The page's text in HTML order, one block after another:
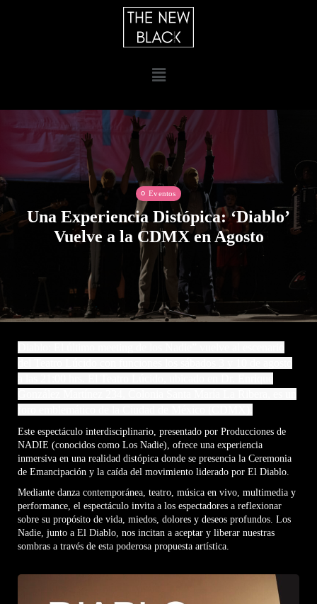
Eventos
Una Experiencia Distópica: ‘Diablo’
Vuelve a la CDMX en Agosto
Este espectáculo interdisciplinario, presentado por Producciones de
NADIE (conocidos como Los Nadie), ofrece una experiencia
inmersiva en una realidad distópica donde se presencia la Ceremonia
de Emancipación y la caída del movimiento liderado por El Diablo.
Mediante danza contemporánea, teatro, música en vivo, multimedia y
performance, el espectáculo invita a los espectadores a reflexionar
sobre su propósito de vida, miedos, dolores y deseos profundos. Los
Nadie, junto a El Diablo, nos incitan a aceptar y liberar nuestras
sombras a través de esta poderosa propuesta artística.